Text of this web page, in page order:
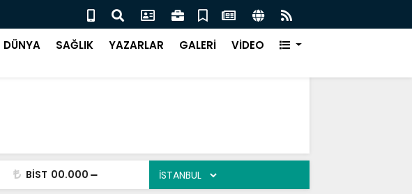
Midilli'de Türk Müziği Rüzgarı Esecek.
DÜNYA SAĞLIK YAZARLAR GALERİ VİDEO
BİST 00.000